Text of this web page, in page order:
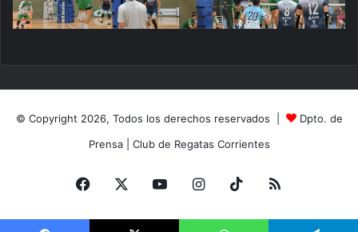
© Copyright 2026, Todos los derechos reservados |
Dpto. de
Prensa| Club de Regatas Corrientes
Facebook YouTubeInstagram
TikTokRSS